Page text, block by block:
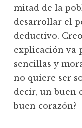
mitad de la
desarrollar el
deductivo.
explicación va
sencillas y
no quiere ser
decir, un buen
buen corazón?